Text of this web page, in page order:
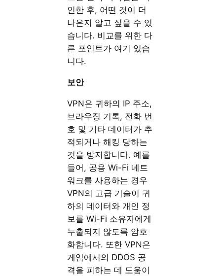
인한 후, 어떤 것이 더
나은지 알고 싶을 수 있
습니다. 비교를 위한 다
른 포인트가 여기 있습
니다.
보안
VPN은 귀하의 IP 주소,
브라우징 기록, 전화 번
호 및 기타 데이터가 추
적되거나 해킹 당하는
것을 방지합니다. 예를
들어, 공용 Wi-Fi 네트
워크를 사용하는 경우
VPN의 고급 기술이 귀
하의 데이터와 개인 정
보를 Wi-Fi 소유자에게
누출되지 않도록 암호
화합니다. 또한 VPN은
게임에서의 DDOS 공
격을 피하는 데 도움이